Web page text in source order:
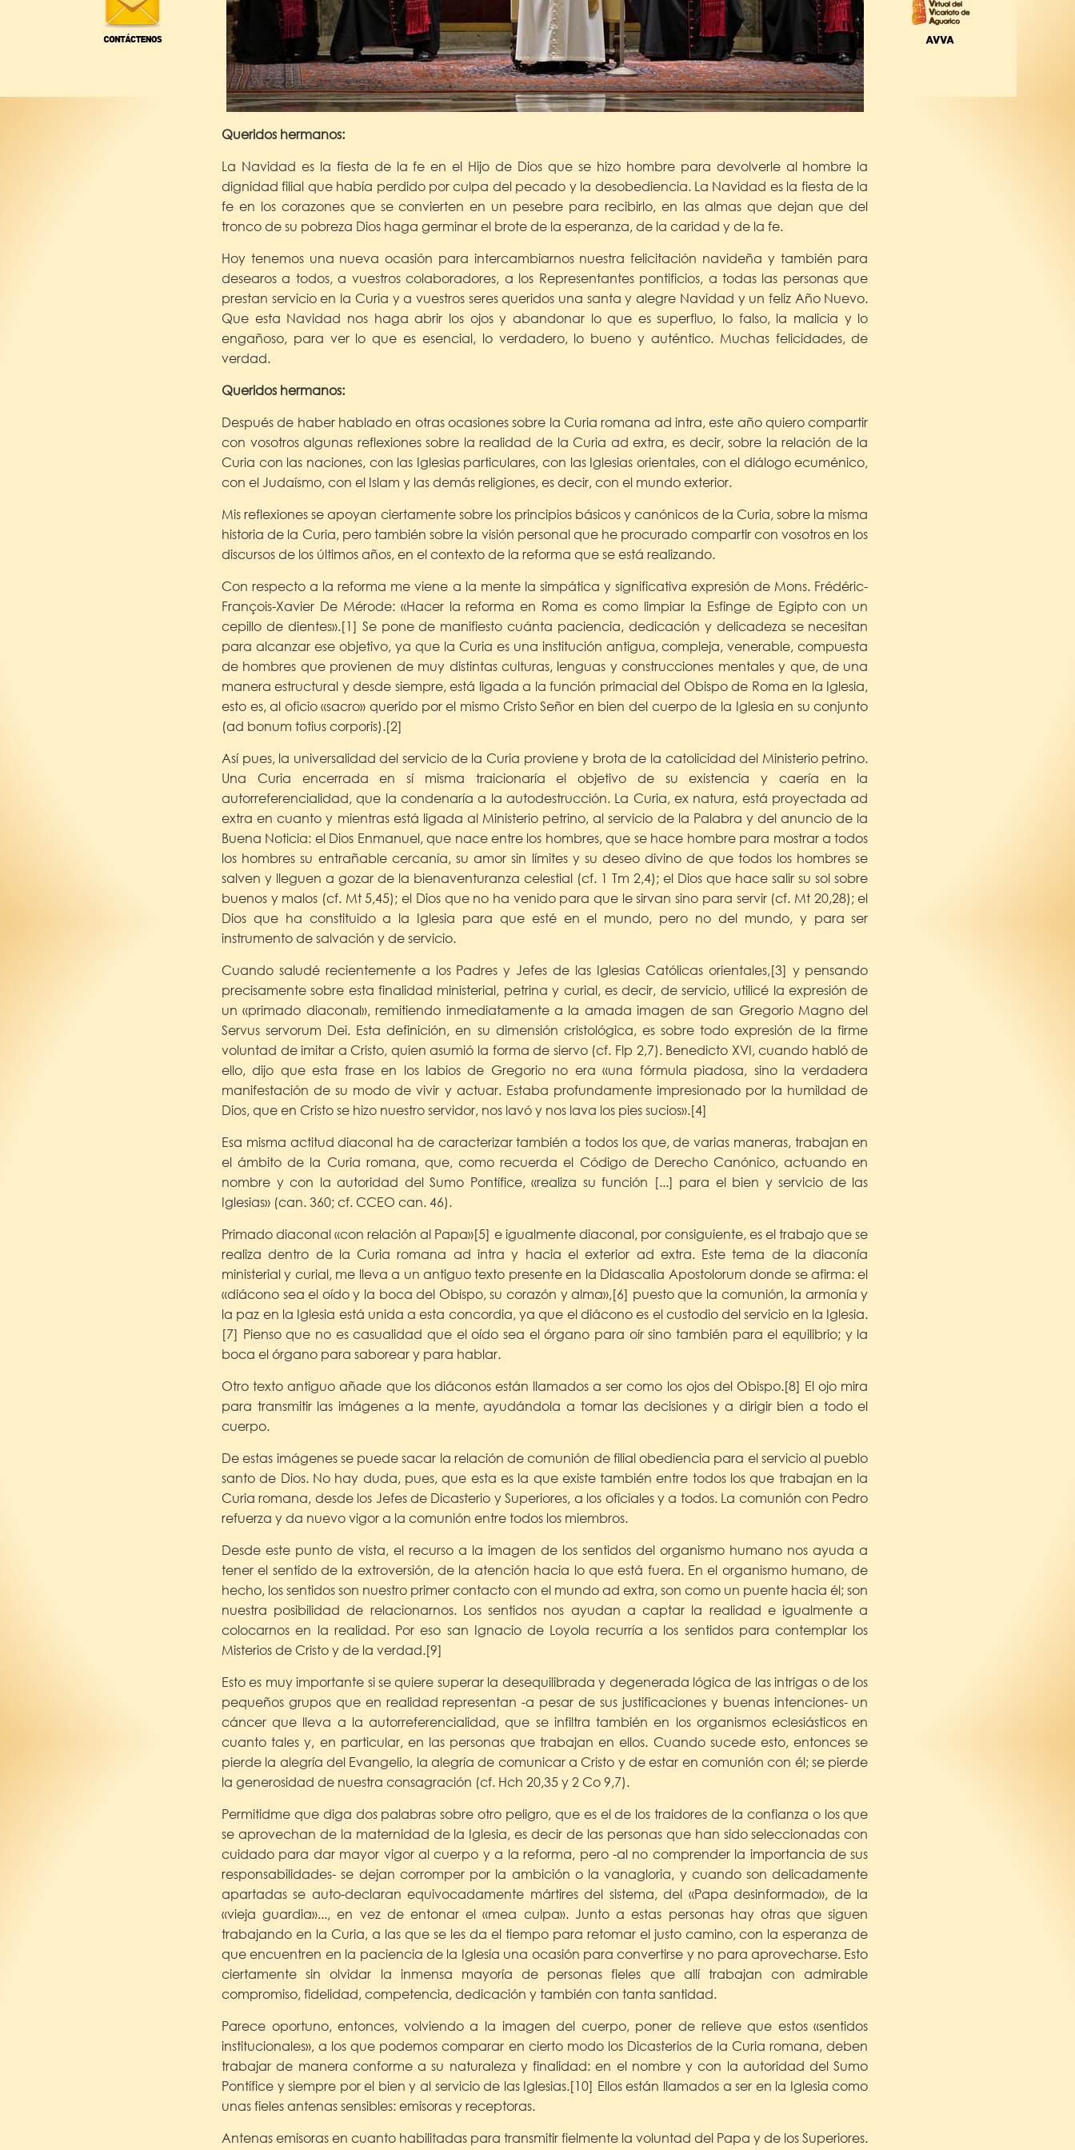
Queridos hermanos:
La Navidad es la fiesta de la fe en el Hijo de Dios que se hizo hombre para devolverle al hombre la
dignidad filial que había perdido por culpa del pecado y la desobediencia. La Navidad es la fiesta de la
fe en los corazones que se convierten en un pesebre para recibirlo, en las almas que dejan que del
tronco de su pobreza Dios haga germinar el brote de la esperanza, de la caridad y de la fe.
Hoy tenemos una nueva ocasión para intercambiarnos nuestra felicitación navideña y también para
desearos a todos, a vuestros colaboradores, a los Representantes pontificios, a todas las personas que
prestan servicio en la Curia y a vuestros seres queridos una santa y alegre Navidad y un feliz Año Nuevo.
Que esta Navidad nos haga abrir los ojos y abandonar lo que es superfluo, lo falso, la malicia y lo
engañoso, para ver lo que es esencial, lo verdadero, lo bueno y auténtico. Muchas felicidades, de
verdad.
Queridos hermanos:
Después de haber hablado en otras ocasiones sobre la Curia romana ad intra, este año quiero compartir
con vosotros algunas reflexiones sobre la realidad de la Curia ad extra, es decir, sobre la relación de la
Curia con las naciones, con las Iglesias particulares, con las Iglesias orientales, con el diálogo ecuménico,
con el Judaísmo, con el Islam y las demás religiones, es decir, con el mundo exterior.
Mis reflexiones se apoyan ciertamente sobre los principios básicos y canónicos de la Curia, sobre la misma
historia de la Curia, pero también sobre la visión personal que he procurado compartir con vosotros en los
discursos de los últimos años, en el contexto de la reforma que se está realizando.
Con respecto a la reforma me viene a la mente la simpática y significativa expresión de Mons. Frédéric-
François-Xavier De Mérode: «Hacer la reforma en Roma es como limpiar la Esfinge de Egipto con un
cepillo de dientes».[1] Se pone de manifiesto cuánta paciencia, dedicación y delicadeza se necesitan
para alcanzar ese objetivo, ya que la Curia es una institución antigua, compleja, venerable, compuesta
de hombres que provienen de muy distintas culturas, lenguas y construcciones mentales y que, de una
manera estructural y desde siempre, está ligada a la función primacial del Obispo de Roma en la Iglesia,
esto es, al oficio «sacro» querido por el mismo Cristo Señor en bien del cuerpo de la Iglesia en su conjunto
(ad bonum totius corporis).[2]
Así pues, la universalidad del servicio de la Curia proviene y brota de la catolicidad del Ministerio petrino.
Una Curia encerrada en sí misma traicionaría el objetivo de su existencia y caería en la
autorreferencialidad, que la condenaría a la autodestrucción. La Curia, ex natura, está proyectada ad
extra en cuanto y mientras está ligada al Ministerio petrino, al servicio de la Palabra y del anuncio de la
Buena Noticia: el Dios Enmanuel, que nace entre los hombres, que se hace hombre para mostrar a todos
los hombres su entrañable cercanía, su amor sin límites y su deseo divino de que todos los hombres se
salven y lleguen a gozar de la bienaventuranza celestial (cf. 1 Tm 2,4); el Dios que hace salir su sol sobre
buenos y malos (cf. Mt 5,45); el Dios que no ha venido para que le sirvan sino para servir (cf. Mt 20,28); el
Dios que ha constituido a la Iglesia para que esté en el mundo, pero no del mundo, y para ser
instrumento de salvación y de servicio.
Cuando saludé recientemente a los Padres y Jefes de las Iglesias Católicas orientales,[3] y pensando
precisamente sobre esta finalidad ministerial, petrina y curial, es decir, de servicio, utilicé la expresión de
un «primado diaconal», remitiendo inmediatamente a la amada imagen de san Gregorio Magno del
Servus servorum Dei. Esta definición, en su dimensión cristológica, es sobre todo expresión de la firme
voluntad de imitar a Cristo, quien asumió la forma de siervo (cf. Flp 2,7). Benedicto XVI, cuando habló de
ello, dijo que esta frase en los labios de Gregorio no era «una fórmula piadosa, sino la verdadera
manifestación de su modo de vivir y actuar. Estaba profundamente impresionado por la humildad de
Dios, que en Cristo se hizo nuestro servidor, nos lavó y nos lava los pies sucios».[4]
Esa misma actitud diaconal ha de caracterizar también a todos los que, de varias maneras, trabajan en
el ámbito de la Curia romana, que, como recuerda el Código de Derecho Canónico, actuando en
nombre y con la autoridad del Sumo Pontífice, «realiza su función [...] para el bien y servicio de las
Iglesias» (can. 360; cf. CCEO can. 46).
Primado diaconal «con relación al Papa»[5] e igualmente diaconal, por consiguiente, es el trabajo que se
realiza dentro de la Curia romana ad intra y hacia el exterior ad extra. Este tema de la diaconía
ministerial y curial, me lleva a un antiguo texto presente en la Didascalia Apostolorum donde se afirma: el
«diácono sea el oído y la boca del Obispo, su corazón y alma»,[6] puesto que la comunión, la armonía y
la paz en la Iglesia está unida a esta concordia, ya que el diácono es el custodio del servicio en la Iglesia.
[7] Pienso que no es casualidad que el oído sea el órgano para oír sino también para el equilibrio; y la
boca el órgano para saborear y para hablar.
Otro texto antiguo añade que los diáconos están llamados a ser como los ojos del Obispo.[8] El ojo mira
para transmitir las imágenes a la mente, ayudándola a tomar las decisiones y a dirigir bien a todo el
cuerpo.
De estas imágenes se puede sacar la relación de comunión de filial obediencia para el servicio al pueblo
santo de Dios. No hay duda, pues, que esta es la que existe también entre todos los que trabajan en la
Curia romana, desde los Jefes de Dicasterio y Superiores, a los oficiales y a todos. La comunión con Pedro
refuerza y da nuevo vigor a la comunión entre todos los miembros.
Desde este punto de vista, el recurso a la imagen de los sentidos del organismo humano nos ayuda a
tener el sentido de la extroversión, de la atención hacia lo que está fuera. En el organismo humano, de
hecho, los sentidos son nuestro primer contacto con el mundo ad extra, son como un puente hacia él; son
nuestra posibilidad de relacionarnos. Los sentidos nos ayudan a captar la realidad e igualmente a
colocarnos en la realidad. Por eso san Ignacio de Loyola recurría a los sentidos para contemplar los
Misterios de Cristo y de la verdad.[9]
Esto es muy importante si se quiere superar la desequilibrada y degenerada lógica de las intrigas o de los
pequeños grupos que en realidad representan -a pesar de sus justificaciones y buenas intenciones- un
cáncer que lleva a la autorreferencialidad, que se infiltra también en los organismos eclesiásticos en
cuanto tales y, en particular, en las personas que trabajan en ellos. Cuando sucede esto, entonces se
pierde la alegría del Evangelio, la alegría de comunicar a Cristo y de estar en comunión con él; se pierde
la generosidad de nuestra consagración (cf. Hch 20,35 y 2 Co 9,7).
Permitidme que diga dos palabras sobre otro peligro, que es el de los traidores de la confianza o los que
se aprovechan de la maternidad de la Iglesia, es decir de las personas que han sido seleccionadas con
cuidado para dar mayor vigor al cuerpo y a la reforma, pero -al no comprender la importancia de sus
responsabilidades- se dejan corromper por la ambición o la vanagloria, y cuando son delicadamente
apartadas se auto-declaran equivocadamente mártires del sistema, del «Papa desinformado», de la
«vieja guardia»..., en vez de entonar el «mea culpa». Junto a estas personas hay otras que siguen
trabajando en la Curia, a las que se les da el tiempo para retomar el justo camino, con la esperanza de
que encuentren en la paciencia de la Iglesia una ocasión para convertirse y no para aprovecharse. Esto
ciertamente sin olvidar la inmensa mayoría de personas fieles que allí trabajan con admirable
compromiso, fidelidad, competencia, dedicación y también con tanta santidad.
Parece oportuno, entonces, volviendo a la imagen del cuerpo, poner de relieve que estos «sentidos
institucionales», a los que podemos comparar en cierto modo los Dicasterios de la Curia romana, deben
trabajar de manera conforme a su naturaleza y finalidad: en el nombre y con la autoridad del Sumo
Pontífice y siempre por el bien y al servicio de las Iglesias.[10] Ellos están llamados a ser en la Iglesia como
unas fieles antenas sensibles: emisoras y receptoras.
Antenas emisoras en cuanto habilitadas para transmitir fielmente la voluntad del Papa y de los Superiores.